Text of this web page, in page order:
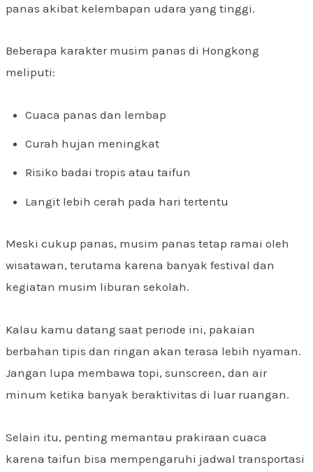
panas akibat kelembapan udara yang tinggi.
Beberapa karakter musim panas di Hongkong
meliputi:
Cuaca panas dan lembap
Curah hujan meningkat
Risiko badai tropis atau taifun
Langit lebih cerah pada hari tertentu
Meski cukup panas, musim panas tetap ramai oleh
wisatawan, terutama karena banyak festival dan
kegiatan musim liburan sekolah.
Kalau kamu datang saat periode ini, pakaian
berbahan tipis dan ringan akan terasa lebih nyaman.
Jangan lupa membawa topi, sunscreen, dan air
minum ketika banyak beraktivitas di luar ruangan.
Selain itu, penting memantau prakiraan cuaca
karena taifun bisa mempengaruhi jadwal transportasi